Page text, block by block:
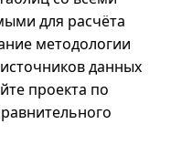
для расчёта
методологии
данных
проекта по